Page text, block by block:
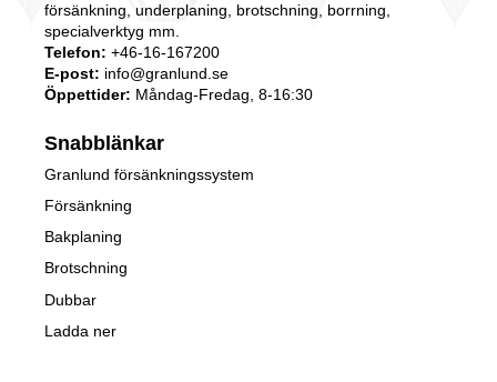
försänkning, underplaning, brotschning, borrning,
specialverktyg mm.
Telefon: +46-16-167200
E-post: info@granlund.se
Öppettider: Måndag-Fredag, 8-16:30
Snabblänkar
Granlund försänkningssystem
Försänkning
Bakplaning
Brotschning
Dubbar
Ladda ner